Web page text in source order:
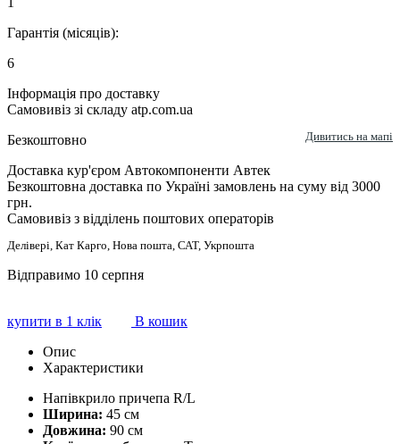
Гарантія (місяців):
6
Інформація про доставку
Самовивіз зі складу atp.com.ua
Безкоштовно
Дивитись на мапі
Доставка кур'єром Автокомпоненти Автек
Безкоштовна доставка по Україні замовлень на суму від 3000
грн.
Самовивіз з відділень поштових операторів
Делівері, Кат Карго, Нова пошта, САТ, Укрпошта
Відправимо 10 серпня
купити в 1 клік
В кошик
Опис
Характеристики
Напівкрило причепа R/L
Ширина: 45 см
Довжина: 90 см